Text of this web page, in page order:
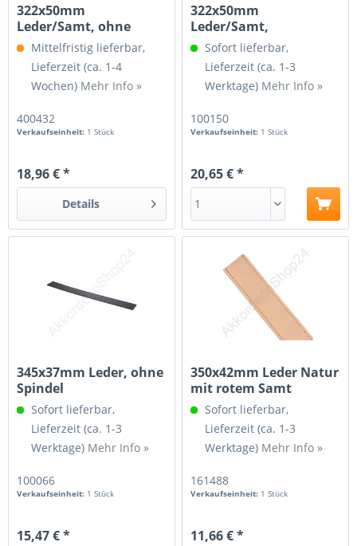
322x50mm
Leder/Samt, ohne
Spindel
Mittelfristig lieferbar,
Lieferzeit (ca. 1-4
Wochen) Mehr Info »
400432
Verkaufseinheit: 1 Stück
18,96 € *
Details
322x50mm
Leder/Samt,
Spindelgewinde 3/16
Sofort lieferbar,
Lieferzeit (ca. 1-3
Werktage) Mehr Info »
100150
Verkaufseinheit: 1 Stück
20,65 € *
345x37mm Leder, ohne
Spindel
Sofort lieferbar,
Lieferzeit (ca. 1-3
Werktage) Mehr Info »
100066
Verkaufseinheit: 1 Stück
15,47 € *
350x42mm Leder Natur
mit rotem Samt
Sofort lieferbar,
Lieferzeit (ca. 1-3
Werktage) Mehr Info »
161488
Verkaufseinheit: 1 Stück
11,66 € *